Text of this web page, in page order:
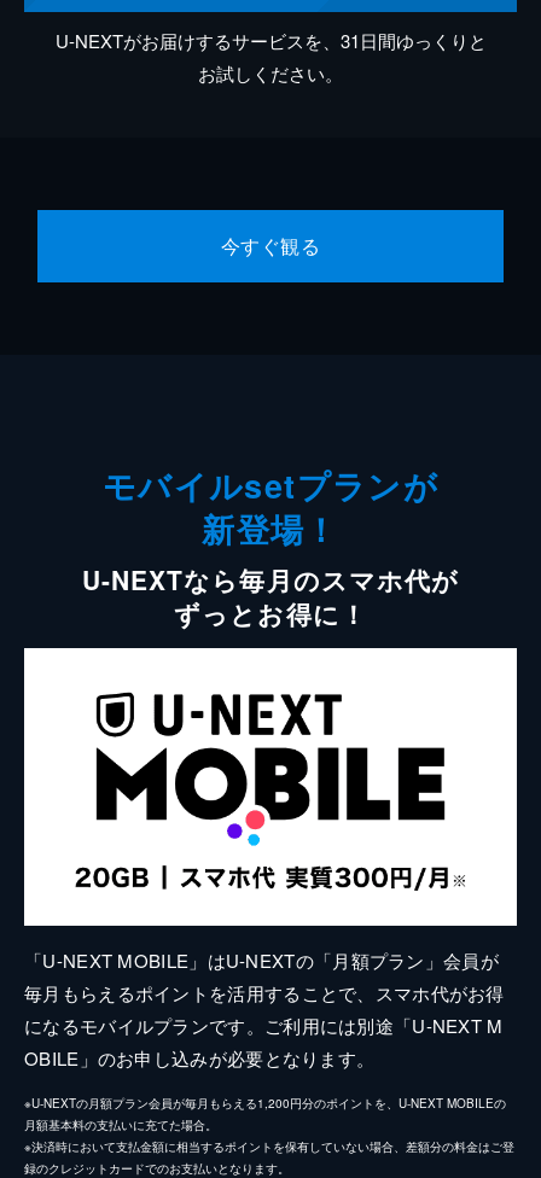
U-NEXTがお届けするサービスを、31日間ゆっくりと
お試しください。
今すぐ観る
モバイルsetプランが
新登場！
U-NEXTなら毎月のスマホ代が
ずっとお得に！
「U-NEXT MOBILE」はU-NEXTの「月額プラン」会員が
毎月もらえるポイントを活用することで、スマホ代がお得
になるモバイルプランです。ご利用には別途「U-NEXT M
OBILE」のお申し込みが必要となります。
※U-NEXTの月額プラン会員が毎月もらえる1,200円分のポイントを、U-NEXT MOBILEの
月額基本料の支払いに充てた場合。
※決済時において支払金額に相当するポイントを保有していない場合、差額分の料金はご登
録のクレジットカードでのお支払いとなります。